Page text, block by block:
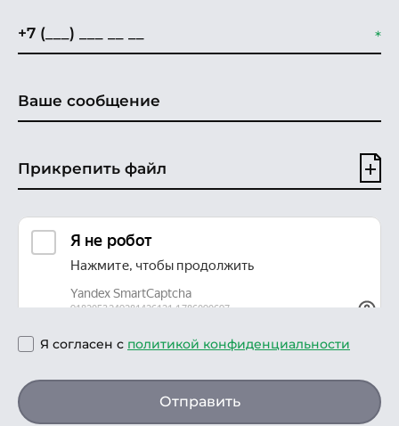
Прикрепить файл
Я согласен с политикой конфиденциальности
Отправить